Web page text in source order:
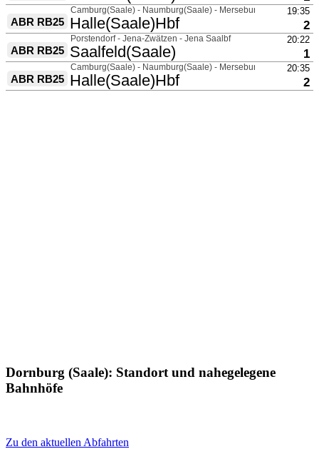
Dornburg (Saale): Standort und nahegelegene
Bahnhöfe
Zu den aktuellen Abfahrten